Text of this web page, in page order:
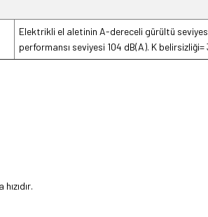
Elektrikli el aletinin A-dereceli gürültü
performansı seviyesi 104 dB(A). K belirsizliği=